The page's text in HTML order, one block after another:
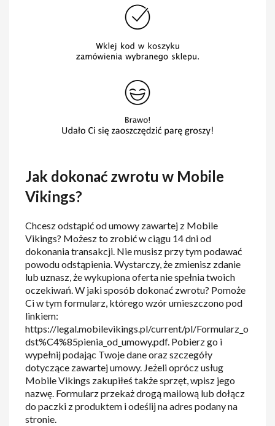
Jak dokonać zwrotu w Mobile
Vikings?
Chcesz odstąpić od umowy zawartej z Mobile
Vikings? Możesz to zrobić w ciągu 14 dni od
dokonania transakcji. Nie musisz przy tym podawać
powodu odstąpienia. Wystarczy, że zmienisz zdanie
lub uznasz, że wykupiona oferta nie spełnia twoich
oczekiwań. W jaki sposób dokonać zwrotu? Pomoże
Ci w tym formularz, którego wzór umieszczono pod
linkiem:
https://legal.mobilevikings.pl/current/pl/Formularz_o
dst%C4%85pienia_od_umowy.pdf. Pobierz go i
wypełnij podając Twoje dane oraz szczegóły
dotyczące zawartej umowy. Jeżeli oprócz usług
Mobile Vikings zakupiłeś także sprzęt, wpisz jego
nazwę. Formularz przekaż drogą mailową lub dołącz
do paczki z produktem i odeślij na adres podany na
stronie.